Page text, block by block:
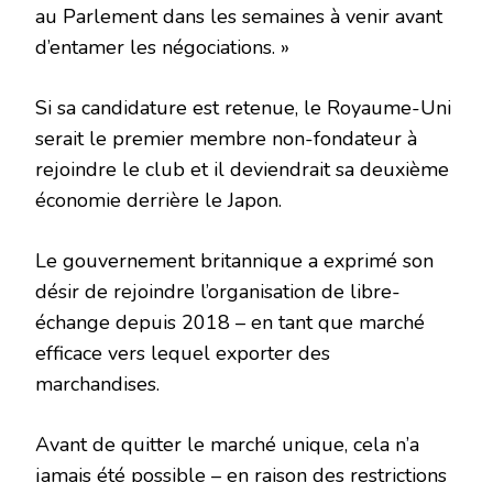
au Parlement dans les semaines à venir avant
d’entamer les négociations. »
Si sa candidature est retenue, le Royaume-Uni
serait le premier membre non-fondateur à
rejoindre le club et il deviendrait sa deuxième
économie derrière le Japon.
Le gouvernement britannique a exprimé son
désir de rejoindre l’organisation de libre-
échange depuis 2018 – en tant que marché
efficace vers lequel exporter des
marchandises.
Avant de quitter le marché unique, cela n’a
jamais été possible – en raison des restrictions